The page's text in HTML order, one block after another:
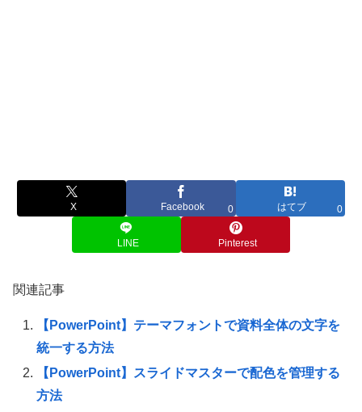
X Facebook 0 はてブ 0
LINE Pinterest
関連記事
【PowerPoint】テーマフォントで資料全体の文字を
統一する方法
【PowerPoint】スライドマスターで配色を管理する
方法